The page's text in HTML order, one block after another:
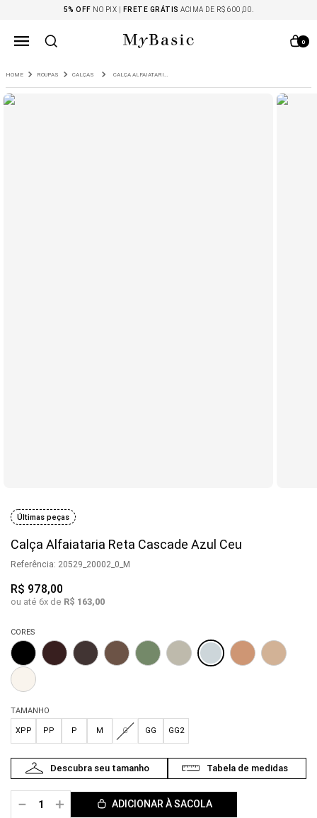
5% OFF NO PIX | FRETE GRÁTIS ACIMA DE R$ 600,00.
0
ROUPAS CALÇAS CALÇA ALFAIATARIA RETA CASCADE AZUL CEU
Últimas peças
Calça Alfaiataria Reta Cascade Azul Ceu
Referência: 20529_20002_0_M
R$ 978,00
ou até 6x de R$ 163,00
CORES
TAMANHO
PP P M G GG GG2
XPP
＋
－ ADICIONAR À SACOLA